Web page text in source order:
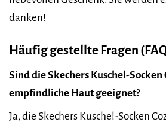
danken!
Häufig gestellte Fragen
Sind die Skechers Kuschel-Socken
empfindliche Haut geeignet?
Ja, die Skechers Kuschel-Socken